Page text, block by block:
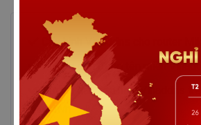
Cấu hình Vinaddns cho router
Hướng dẫn đóng tên miền
Hướng dẫn cấu hình Vinaddns
windown